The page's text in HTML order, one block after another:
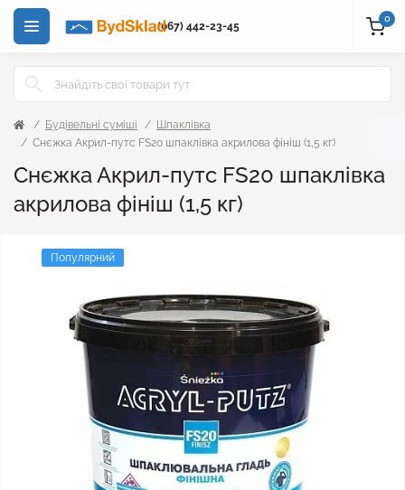
(067) 442-23-45
0
Будівельні суміші
Шпаклівка
Снєжка Акрил-путс FS20 шпаклівка акрилова фініш (1,5 кг)
Снєжка Акрил-путс FS20 шпаклівка
акрилова фініш (1,5 кг)
Популярний